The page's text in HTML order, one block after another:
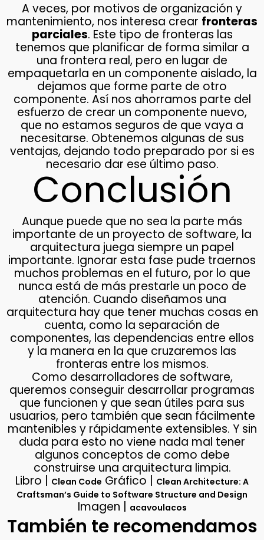
A veces, por motivos de organización y
mantenimiento, nos interesa crear fronteras
parciales. Este tipo de fronteras las
tenemos que planificar de forma similar a
una frontera real, pero en lugar de
empaquetarla en un componente aislado, la
dejamos que forme parte de otro
componente. Así nos ahorramos parte del
esfuerzo de crear un componente nuevo,
que no estamos seguros de que vaya a
necesitarse. Obtenemos algunas de sus
ventajas, dejando todo preparado por si es
necesario dar ese último paso.
Conclusión
Aunque puede que no sea la parte más
importante de un proyecto de software, la
arquitectura juega siempre un papel
importante. Ignorar esta fase pude traernos
muchos problemas en el futuro, por lo que
nunca está de más prestarle un poco de
atención. Cuando diseñamos una
arquitectura hay que tener muchas cosas en
cuenta, como la separación de
componentes, las dependencias entre ellos
y la manera en la que cruzaremos las
fronteras entre los mismos.
Como desarrolladores de software,
queremos conseguir desarrollar programas
que funcionen y que sean útiles para sus
usuarios, pero también que sean fácilmente
mantenibles y rápidamente extensibles. Y sin
duda para esto no viene nada mal tener
algunos conceptos de como debe
construirse una arquitectura limpia.
Libro |
Clean Code Gráfico |
Clean Architecture: A
Craftsman’s Guide to Software Structure and Design
Imagen | acavoulacos
También te recomendamos